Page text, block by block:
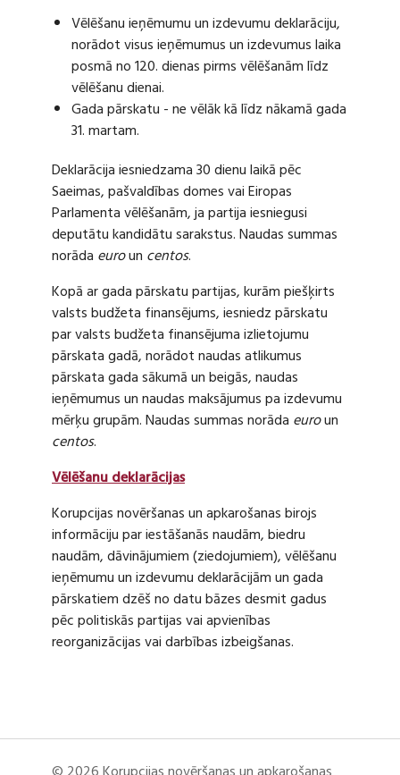
Vēlēšanu ieņēmumu un izdevumu deklarāciju,
norādot visus ieņēmumus un izdevumus laika
posmā no 120. dienas pirms vēlēšanām līdz
vēlēšanu dienai.
Gada pārskatu - ne vēlāk kā līdz nākamā gada
31. martam.
Deklarācija iesniedzama 30 dienu laikā pēc
Saeimas, pašvaldības domes vai Eiropas
Parlamenta vēlēšanām, ja partija iesniegusi
deputātu kandidātu sarakstus. Naudas summas
norāda euroun centos.
Kopā ar gada pārskatu partijas, kurām piešķirts
valsts budžeta finansējums, iesniedz pārskatu
par valsts budžeta finansējuma izlietojumu
pārskata gadā, norādot naudas atlikumus
pārskata gada sākumā un beigās, naudas
ieņēmumus un naudas maksājumus pa izdevumu
mērķu grupām. Naudas summas norāda euroun
centos.
Vēlēšanu deklarācijas
Korupcijas novēršanas un apkarošanas birojs
informāciju par iestāšanās naudām, biedru
naudām, dāvinājumiem (ziedojumiem), vēlēšanu
ieņēmumu un izdevumu deklarācijām un gada
pārskatiem dzēš no datu bāzes desmit gadus
pēc politiskās partijas vai apvienības
reorganizācijas vai darbības izbeigšanas.